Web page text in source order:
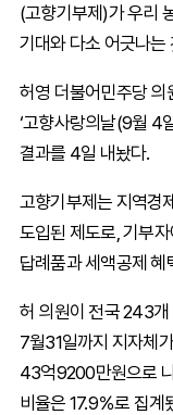
(고향기부제)가 우리
기대와 다소 어긋나는
허영 더불어민주당 의
‘고향사랑의날(9월 4
결과를 4일 내놨다.
고향기부제는 지역경
도입된 제도로, 기부
답례품과 세액공제 혜
허 의원이 전국 243개
7월31일까지 지자체
43억9200만원으로
비율은 17.9％로 집계